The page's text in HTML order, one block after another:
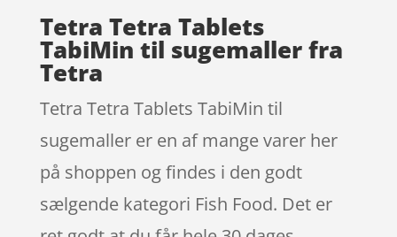
Tetra Tetra Tablets
TabiMin til sugemaller fra
Tetra
Tetra Tetra Tablets TabiMin til
sugemaller er en af mange varer her
på shoppen og findes i den godt
sælgende kategori Fish Food. Det er